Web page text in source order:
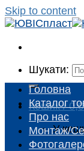
Skip to content
Шукати:
Кошик /
У
Головна
Каталог
Про нас
Монтаж/